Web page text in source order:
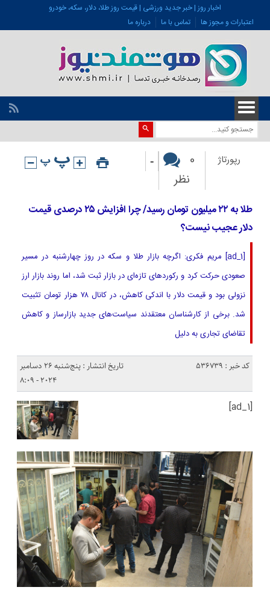
اخبار روز | خبر جدید ورزشی | قیمت روز طلا، دلار، سکه، خودرو
اعتبارات و مجوز ها
تماس با ما درباره ما
رپورتاژ
0
نظر
-
طلا به ۲۲ میلیون تومان رسید/ چرا افزایش ۲۵ درصدی قیمت
دلار عجیب نیست؟
[ad_1] مریم فکری: اگرچه بازار طلا و سکه در روز چهارشنبه در مسیر
صعودی حرکت کرد و رکوردهای تازه‌ای در بازار ثبت شد، اما روند بازار ارز
نزولی بود و قیمت دلار با اندکی کاهش، در کانال ۷۸ هزار تومان تثبیت
شد. برخی از کارشناسان معتقدند سیاست‌های جدید بازارساز و کاهش
تقاضای تجاری به دلیل
کد خبر : 536739
تاریخ انتشار : پنج‌شنبه 26 دسامبر
2024 - 8:09
[ad_1]